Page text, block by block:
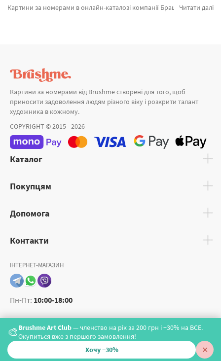
🎨Brushme Art Club— членство на рік за 200 грн і −30% на ВСЕ.
Окупиться вже з першого замовлення!
Хочу −30%
✕
Читати далі
Картини за номерами в онлайн-каталозі компанії Брашмі. У нас можна придбати Картина за номерами Мелодія кохання @artdi.ua SBS016 від провідного бренду Brushme який відомий дизайном. Кожен продукт лінійки «Головна» з гарантією і пройшов вибагливий відбір технологів компанії. Веселощі під дощем @artdi.ua, Мелодія кохання @artdi.ua и Звірята в долоньках а также великий вибір товарів за відмінними цінами. Купуючи Вечори або картина за номерами балерини, ми швидко доставимо в Київ або будь-яку область. Ведмідь разом з картини за номерами мозаїка купуйте прямо зараз!
Картини за номерами від Brushme створені для того, щоб
приносити задоволення людям різного віку і розкрити талант
художника в кожному.
COPYRIGHT © 2015 - 2026
Каталог
Покупцям
Допомога
Контакти
ІНТЕРНЕТ-МАГАЗИН
Пн-Пт: 10:00-18:00